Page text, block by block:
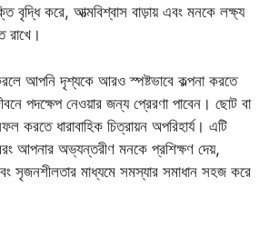
বৃদ্ধি করে, আত্মবিশ্বাস বাড়ায় এবং মনকে লক্ষ্য
রাখে।
আপনি দৃশ্যকে আরও স্পষ্টভাবে কল্পনা করতে
পদক্ষেপ নেওয়ার জন্য প্রেরণা পাবেন। ছোট বা
করতে ধারাবাহিক চিত্রায়ন অপরিহার্য। এটি
আপনার অভ্যন্তরীণ মনকে প্রশিক্ষণ দেয়,
সৃজনশীলতার মাধ্যমে সমস্যার সমাধান সহজ করে